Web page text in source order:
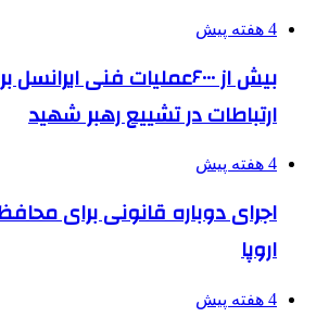
4 هفته پیش
بیش از ۶۰۰۰عملیات فنی
ارتباطات در تشییع رهبر شهید
4 هفته پیش
اجرای دوباره قانونی برای
اروپا
4 هفته پیش